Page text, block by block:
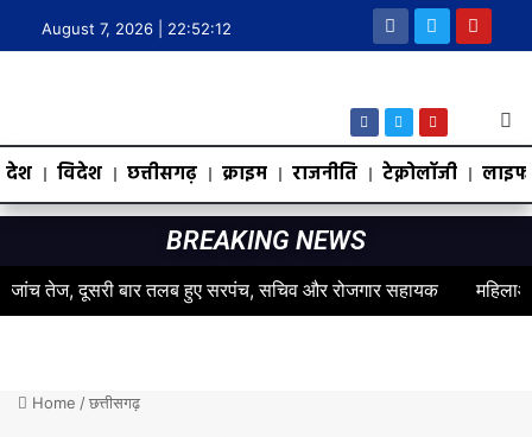
August 7, 2026 | 22:52:13
देश विदेश छत्तीसगढ़ क्राइम राजनीति टेक्नोलॉजी
BREAKING NEWS
दूसरी बार तलब हुए सरपंच, सचिव और रोजगार सहायक महिलाओं के
Home /छत्तीसगढ़